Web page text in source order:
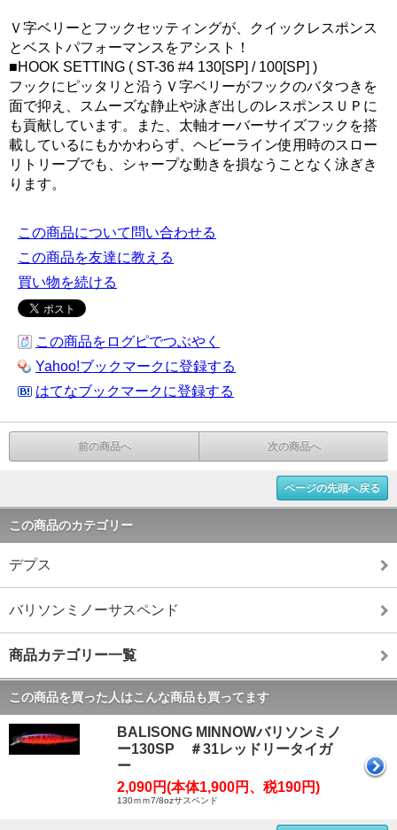
Ｖ字ベリーとフックセッティングが、クイックレスポンス
とベストパフォーマンスをアシスト！
■HOOK SETTING ( ST-36 #4 130[SP] / 100[SP] )
フックにピッタリと沿うＶ字ベリーがフックのバタつきを
面で抑え、スムーズな静止や泳ぎ出しのレスポンスＵＰに
も貢献しています。また、太軸オーバーサイズフックを搭
載しているにもかかわらず、ヘビーライン使用時のスロー
リトリーブでも、シャープな動きを損なうことなく泳ぎき
ります。
この商品について問い合わせる
この商品を友達に教える
買い物を続ける
この商品をログピでつぶやく
Yahoo!ブックマークに登録する
はてなブックマークに登録する
前の商品へ 次の商品へ
ページの先頭へ戻る
この商品のカテゴリー
デプス
バリソンミノーサスペンド
商品カテゴリー一覧
この商品を買った人はこんな商品も買ってます
BALISONG MINNOWバリソンミノ
ー130SP ＃31レッドリータイガ
ー
2,090円(本体1,900円、税190円)
130ｍｍ7/8ozサスペンド